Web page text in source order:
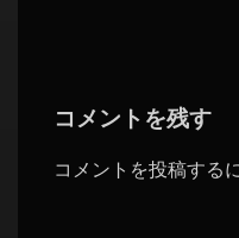
コメントを残す
コメントを投稿する